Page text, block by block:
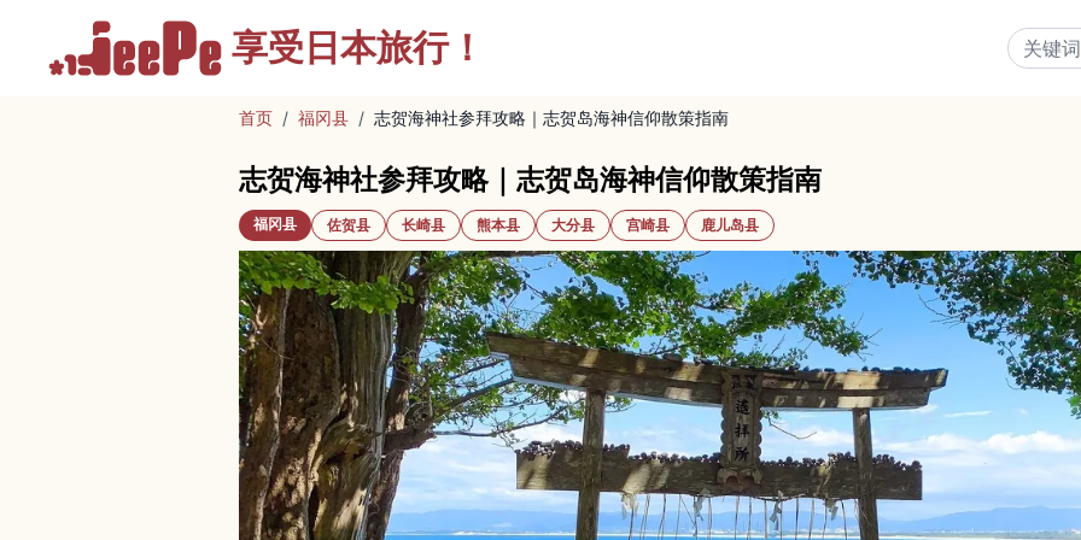
享受 日本旅行！
首页 / 福冈县 / 志贺海神社参拜攻略｜志贺岛海神信仰散策指南
志贺海神社参拜攻略｜志贺岛海神信仰散策指南
福冈县 佐贺县 长崎县 熊本县 大分县 宫崎县 鹿儿岛县